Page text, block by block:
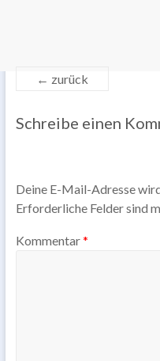
← zurück
Schreibe einen
Deine E-Mail-Adresse
Erforderliche Felder sind
Kommentar*